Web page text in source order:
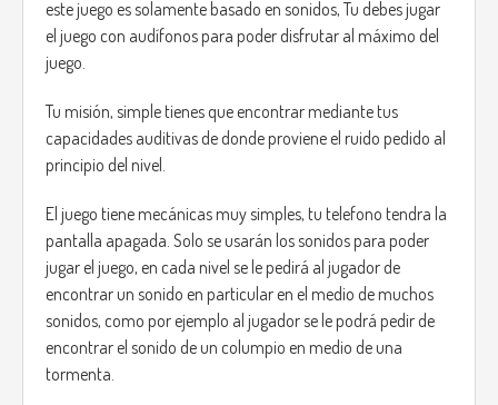
monsters that have gotten inside the house.
Carl, for some reason he knows how to kill this creature,
Wood, a special wood that has been treated with a specific
ritual, Carl brought some of this wood stick over the house,
this doesn't mean the weapons like guns won't work but
The monsters only move at night, due to the UV rays from
the sun. The monsters are also weak to this lights.
You will survive the night and save your son from one of this
monsters that somehow managed to get inside the house.
third person based game, No time in the game, is an open
este juego es solamente basado en sonidos, Tu debes jugar
el juego con audífonos para poder disfrutar al máximo del
juego.
Tu misión, simple tienes que encontrar mediante tus
capacidades auditivas de donde proviene el ruido pedido al
principio del nivel.
El juego tiene mecánicas muy simples, tu telefono tendra la
pantalla apagada. Solo se usarán los sonidos para poder
jugar el juego, en cada nivel se le pedirá al jugador de
encontrar un sonido en particular en el medio de muchos
sonidos, como por ejemplo al jugador se le podrá pedir de
encontrar el sonido de un columpio en medio de una
tormenta.